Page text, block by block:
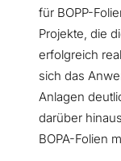
für BOPP-
Projekte, die
erfolgreich
sich das
Anlagen
darüber
BOPA-Folien